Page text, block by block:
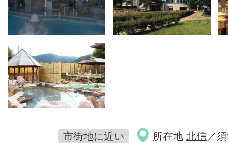
市街地に近い 所在地 北信／